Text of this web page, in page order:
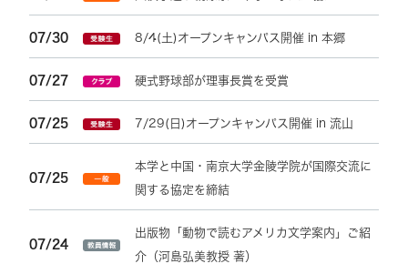
07/30 8/4(土)オープンキャンパス開催 in 本郷
07/27 硬式野球部が理事長賞を受賞
07/25 7/29(日)オープンキャンパス開催 in 流山
07/25
本学と中国・南京大学金陵学院が国際交流に
関する協定を締結
07/24
出版物「動物で読むアメリカ文学案内」ご紹
介（河島弘美教授 著）